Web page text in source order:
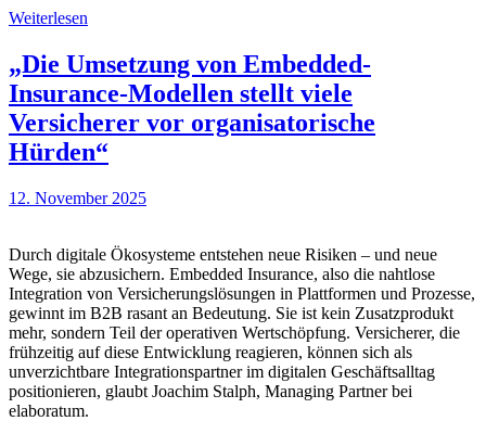
Weiterlesen
„Die Umsetzung von Embedded-
Insurance-Modellen stellt viele
Versicherer vor organisatorische
Hürden“
12. November 2025
Durch digitale Ökosysteme entstehen neue Risiken – und neue
Wege, sie abzusichern. Embedded Insurance, also die nahtlose
Integration von Versicherungslösungen in Plattformen und Prozesse,
gewinnt im B2B rasant an Bedeutung. Sie ist kein Zusatzprodukt
mehr, sondern Teil der operativen Wertschöpfung. Versicherer, die
frühzeitig auf diese Entwicklung reagieren, können sich als
unverzichtbare Integrationspartner im digitalen Geschäftsalltag
positionieren, glaubt Joachim Stalph, Managing Partner bei
elaboratum.